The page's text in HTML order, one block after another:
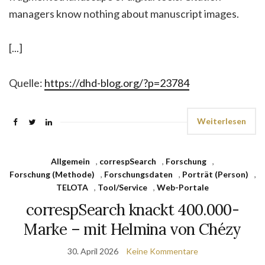
managers know nothing about manuscript images.
[...]
Quelle: https://dhd-blog.org/?p=23784
Weiterlesen
Allgemein , correspSearch , Forschung ,
Forschung (Methode)
, Forschungsdaten , Porträt (Person)
,
TELOTA , Tool/Service , Web-Portale
correspSearch knackt 400.000-
Marke – mit Helmina von Chézy
30. April 2026 Keine Kommentare